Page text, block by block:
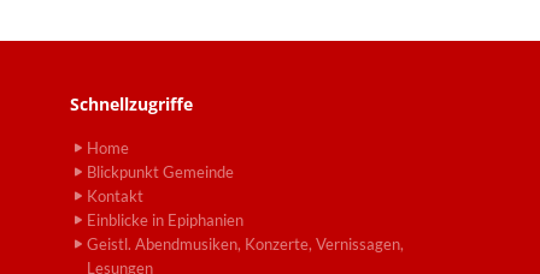
Schnellzugriffe
Home
Blickpunkt Gemeinde
Kontakt
Einblicke in Epiphanien
Geistl. Abendmusiken, Konzerte, Vernissagen,
Lesungen